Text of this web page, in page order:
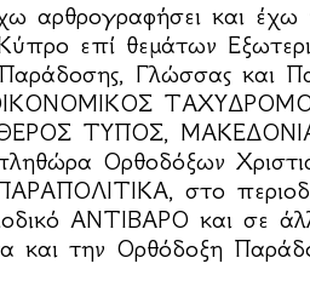
αρθρογραφήσει και έχω
επί θεμάτων
Γλώσσας και
ΤΥΠΟΣ,
Ορθοδόξων
στο
ΑΝΤΙΒΑΡΟ και σε
και την Ορθόδοξη